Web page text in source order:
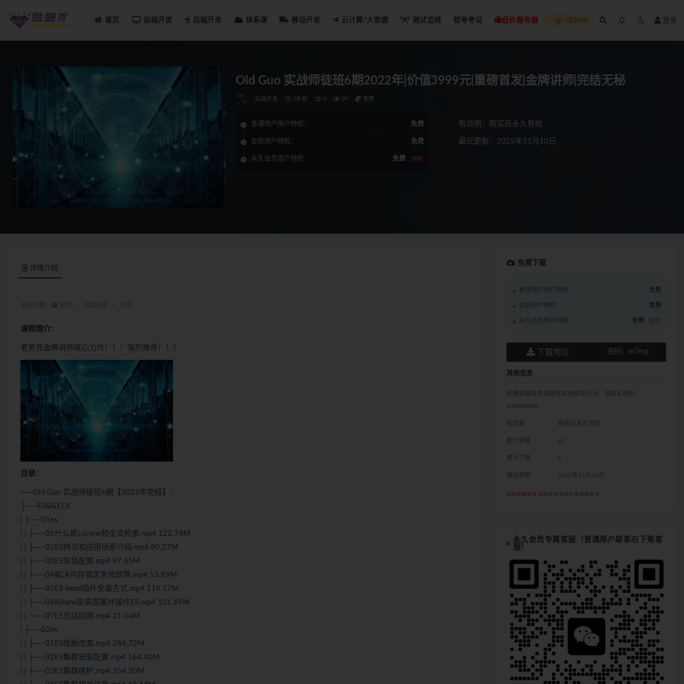
首页 前端开发 后端开发 体系课 移动开发 云计算/大数据 测试运维 软考考证 低价服务器 成为VIP 登录
Old Guo 实战师徒班6期2022年|价值3999元|重磅首发|金牌讲师|完结无秘
后端开发 3年前 0 39 免费
普通用户用户特权： 免费
会员用户特权： 免费
永久会员用户特权： 免费 推荐
有效期：购买后永久有效
最近更新：2025年11月10日
详情介绍
课程简介：
老男孩金牌讲师呕心力作！！！强烈推荐！！！
目录：
——Old Guo 实战师徒班6期【2022年完结】/
├──ES&&ELK
| ├──01es
| | ├──01什么是Lucene和全文检索.mp4 122.74M
| | ├──02ES特点和应用场景介绍.mp4 80.27M
| | ├──03ES安装配置.mp4 97.65M
| | ├──04解决内存锁定失败故障.mp4 53.89M
| | ├──05ES-head插件安装方式.mp4 118.57M
| | ├──06Kibana安装部署并操作ES.mp4 101.69M
| | └──07ES总结回顾.mp4 21.04M
| ├──02es
| | ├──01ES增删改查.mp4 284.72M
| | ├──02ES集群安裝配置.mp4 164.40M
| | ├──03ES集群维护.mp4 354.20M
免费下载
普通用户用户特权： 免费
会员用户特权： 免费
永久会员用户特权： 免费 推荐
下载地址 密码： m7mg
其他信息
如遇到链接失效或者其他异常行为，请联系微信：
qnit888888
有效期 购买后永久有效
累计销量 92
累计下载 6
最近更新 2025年11月10日
点击开通会员 免费享有本站所有课程资源
永久会员专属客服（普通用户联系右下角客
服）